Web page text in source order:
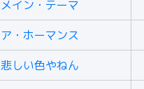
メイン・テーマ
ア・ホーマンス
悲しい色やねん